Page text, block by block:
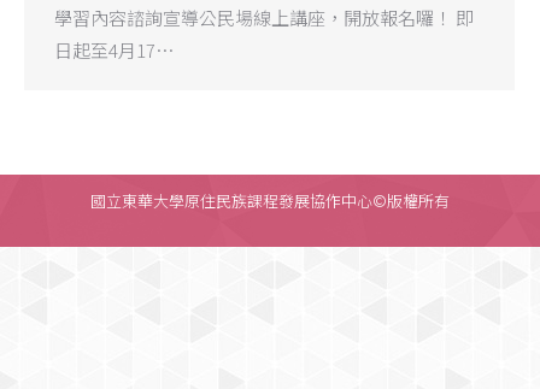
學習內容諮詢宣導公民場線上講座，開放報名囉！ 即
日起至4月17…
國立東華大學原住民族課程發展協作中心©版權所有